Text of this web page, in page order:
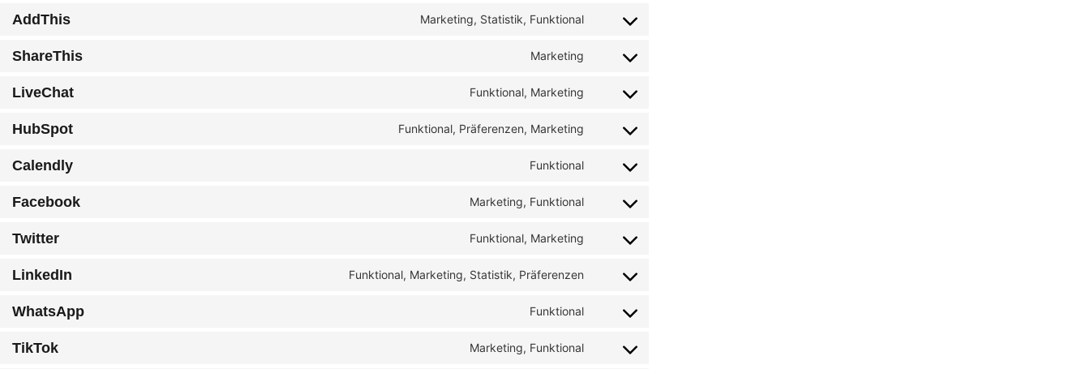
AddThis Marketing, Statistik, Funktional
ShareThis Marketing
LiveChat Funktional, Marketing
HubSpot Funktional, Präferenzen, Marketing
Calendly Funktional
Facebook Marketing, Funktional
Twitter Funktional, Marketing
LinkedIn Funktional, Marketing, Statistik, Präferenzen
WhatsApp Funktional
TikTok Marketing, Funktional